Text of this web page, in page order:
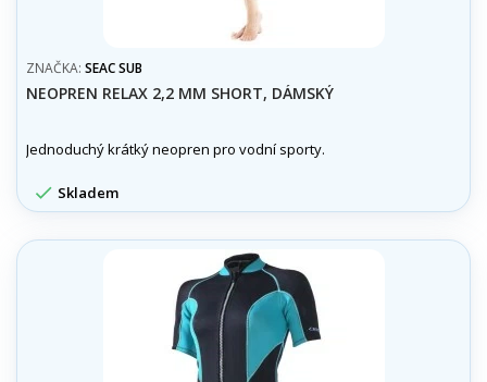
ZNAČKA: SEAC SUB
NEOPREN RELAX 2,2 MM SHORT, DÁMSKÝ
Jednoduchý krátký neopren pro vodní sporty.
 Skladem